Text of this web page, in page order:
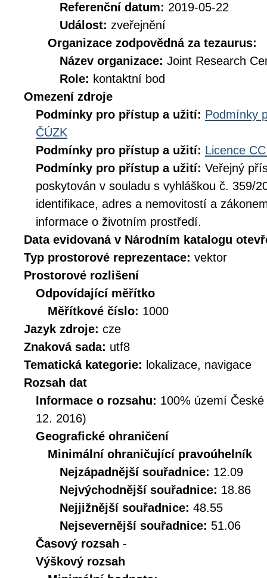
Referenční datum: 2019-05-22
Událost: zveřejnění
Organizace zodpovědná za tezaurus:
Název organizace: Joint Research
Role: kontaktní bod
Omezení zdroje
Podmínky pro přístup a užití: Podmínky
ČÚZK
Podmínky pro přístup a užití: Licence
Podmínky pro přístup a užití: Veřejný
poskytován v souladu s vyhláškou č. 359/
identifikace, adres a nemovitostí a
informace o životním prostředí.
Data evidovaná v Národním katalogu
Typ prostorové reprezentace: vektor
Prostorové rozlišení
Odpovídající měřítko
Měřítkové číslo: 1000
Jazyk zdroje: cze
Znaková sada: utf8
Tematická kategorie: lokalizace, navigace
Rozsah dat
Informace o rozsahu: 100% území
12. 2016)
Geografické ohraničení
Minimální ohraničující pravoúhelník
Nejzápadnější souřadnice: 12.09
Nejvýchodnější souřadnice: 18.86
Nejjižnější souřadnice: 48.55
Nejsevernější souřadnice: 51.06
Časový rozsah -
Výškový rozsah